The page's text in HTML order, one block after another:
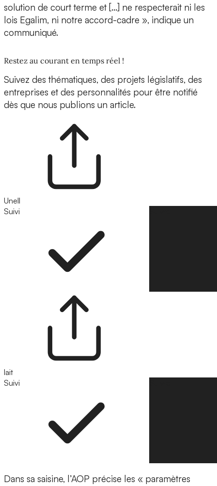
solution de court terme et […] ne respecterait ni les
lois Egalim, ni notre accord-cadre », indique un
communiqué.
Restez au courant en temps réel !
Suivez des thématiques, des projets législatifs, des
entreprises et des personnalités pour être notifié
dès que nous publions un article.
Unell
Suivi
lait
Suivi
Dans sa saisine, l’AOP précise les « paramètres